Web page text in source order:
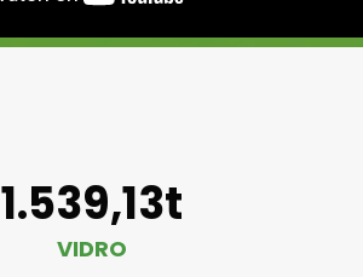
1.539,13t
VIDRO